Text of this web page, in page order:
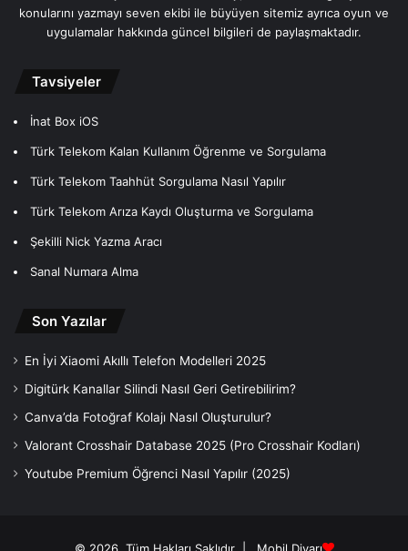
konularını yazmayı seven ekibi ile büyüyen sitemiz ayrıca oyun ve
uygulamalar hakkında güncel bilgileri de paylaşmaktadır.
Tavsiyeler
İnat Box iOS
Türk Telekom Kalan Kullanım Öğrenme ve Sorgulama
Türk Telekom Taahhüt Sorgulama Nasıl Yapılır
Türk Telekom Arıza Kaydı Oluşturma ve Sorgulama
Şekilli Nick Yazma Aracı
Sanal Numara Alma
Son Yazılar
En İyi Xiaomi Akıllı Telefon Modelleri 2025
Digitürk Kanallar Silindi Nasıl Geri Getirebilirim?
Canva’da Fotoğraf Kolajı Nasıl Oluşturulur?
Valorant Crosshair Database 2025 (Pro Crosshair Kodları)
Youtube Premium Öğrenci Nasıl Yapılır (2025)
© 2026, Tüm Hakları Saklıdır | Mobil Diyarı